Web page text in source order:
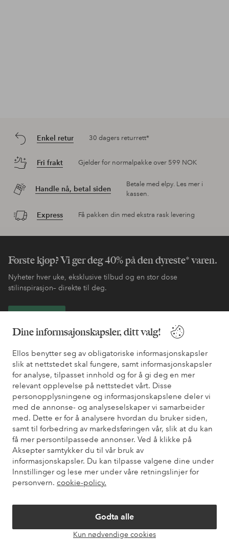
Dine informsajonskapsler, ditt valg!
Ellos benytter seg av obligatoriske informasjonskapsler
slik at nettstedet skal fungere, samt informasjonskapsler
for analyse, tilpasset innhold og for å gi deg en mer
relevant opplevelse på nettstedet vårt. Disse
personopplysningene og informasjonskapslene deler vi
med de annonse- og analyseselskaper vi samarbeider
med. Dette er for å analysere hvordan du bruker siden,
samt til forbedring av markedsføringen vår, slik at du kan
få mer persontilpassede annonser. Ved å klikke på
Aksepter samtykker du til vår bruk av
informasjonskapsler. Du kan tilpasse valgene dine under
Innstillinger og lese mer under våre retningslinjer for
personvern. cookie-policy.
Godta alle
Kun nødvendige cookies
Enkel retur 30 dagers returrett*
Fri frakt Gjelder for normalpakke over 599 NOK
Handle nå, betal siden
Betale med elpy. Les mer i
kassen.
Express Få pakken din med ekstra rask levering
Første kjøp? Vi ger deg 40% på den dyreste* varen.
Nyheter hver uke, eksklusive tilbud og en stor dose
stilinspirasjon– direkte til deg.
Trenger du hjelp?
Du finner svar på de vanligste spørsmålene i vår FAQ. Du finner
også informasjon om hvordan du kan kontakte oss.
Kundeservice Betalingsmåte
Mine sider
Om Ellos